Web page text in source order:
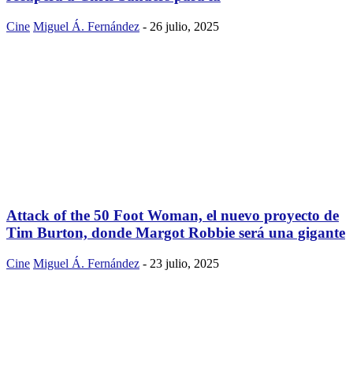
Cine Miguel Á. Fernández - 26 julio, 2025
Attack of the 50 Foot Woman, el nuevo proyecto de
Tim Burton, donde Margot Robbie será una gigante
Cine Miguel Á. Fernández - 23 julio, 2025